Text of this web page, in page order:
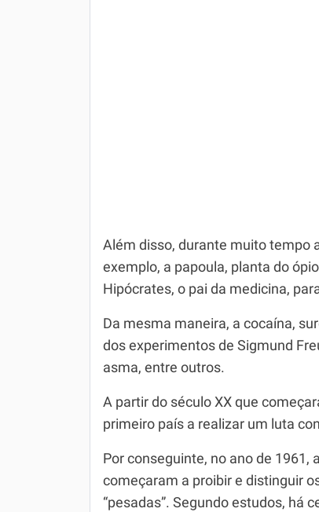
Além disso, durante muito tempo
exemplo, a papoula, planta do
Hipócrates, o pai da medicina,
Da mesma maneira, a cocaína,
dos experimentos de Sigmund
asma, entre outros.
A partir do século XX que
primeiro país a realizar um luta
Por conseguinte, no ano de 1961,
começaram a proibir e distinguir
“pesadas”. Segundo estudos, há